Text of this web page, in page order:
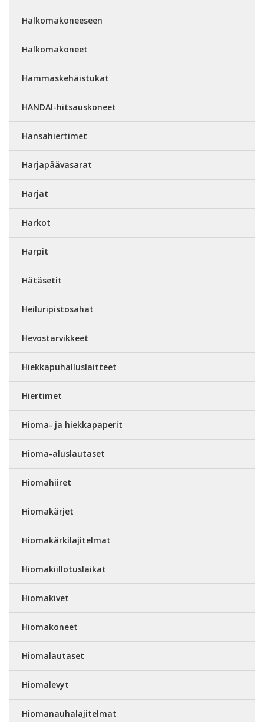
Halkomakoneeseen
Halkomakoneet
Hammaskehäistukat
HANDAI-hitsauskoneet
Hansahiertimet
Harjapäävasarat
Harjat
Harkot
Harpit
Hätäsetit
Heiluripistosahat
Hevostarvikkeet
Hiekkapuhalluslaitteet
Hiertimet
Hioma- ja hiekkapaperit
Hioma-aluslautaset
Hiomahiiret
Hiomakärjet
Hiomakärkilajitelmat
Hiomakiillotuslaikat
Hiomakivet
Hiomakoneet
Hiomalautaset
Hiomalevyt
Hiomanauhalajitelmat